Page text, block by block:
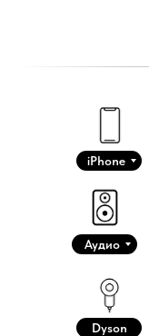
iPhone
Аудио
Dyson